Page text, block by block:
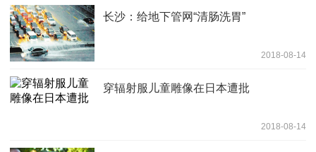
长沙：给地下管网“清肠洗胃”
2018-08-14
穿辐射服儿童雕像在日本遭批
2018-08-14